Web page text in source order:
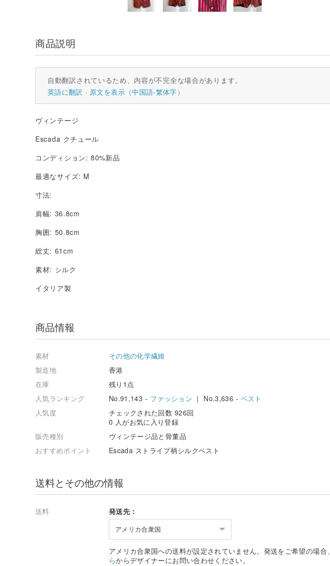
商品説明
自動翻訳されているため、内容が不完全な場合があります。
英語に翻訳
原文を表示（中国語-繁体字）
ヴィンテージ
Escada クチュール
コンディション: 80%新品
最適なサイズ: M
寸法:
肩幅: 36.8cm
胸囲: 50.8cm
総丈: 61cm
素材: シルク
イタリア製
商品情報
素材
その他の化学繊維
製造地
香港
在庫
残り1点
人気ランキング
No.91,143 - ファッション | No.3,636 - ベスト
人気度
チェックされた回数 926回
0 人がお気に入り登録
販売種別
ヴィンテージ品と骨董品
おすすめポイント
Escada ストライプ柄シルクベスト
送料とその他の情報
送料 発送先：
アメリカ合衆国
アメリカ合衆国への送料が設定されていません。発送をご希望の場合、
らからデザイナーにお問い合わせください。